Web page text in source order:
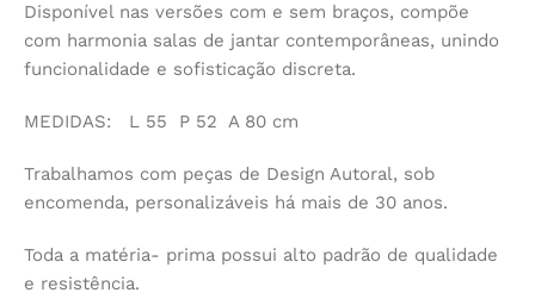
Disponível nas versões com e sem braços, compõe
com harmonia salas de jantar contemporâneas, unindo
funcionalidade e sofisticação discreta.
MEDIDAS: L 55 P 52 A 80 cm
Trabalhamos com peças de Design Autoral, sob
encomenda, personalizáveis há mais de 30 anos.
Toda a matéria- prima possui alto padrão de qualidade
e resistência.